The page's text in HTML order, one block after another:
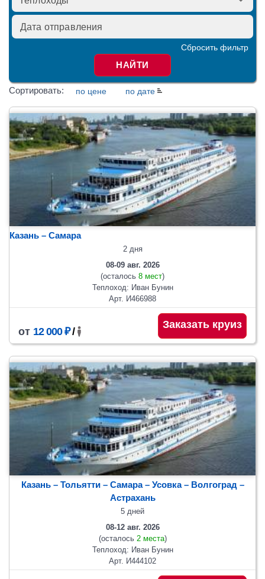
Сбросить фильтр
НАЙТИ
Сортировать: по цене по дате
Казань – Самара
2 дня
08-09 авг. 2026
(осталось 8 мест)
Теплоход: Иван Бунин
Арт. И466988
от 12 000 ₽/
Заказать круиз
Казань – Тольятти – Самара – Усовка – Волгоград –
Астрахань
5 дней
08-12 авг. 2026
(осталось 2 места)
Теплоход: Иван Бунин
Арт. И444102